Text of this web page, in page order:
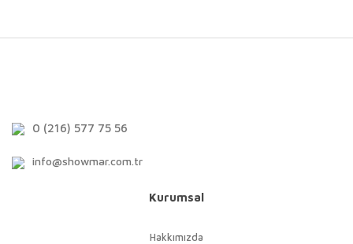
0 (216) 577 75 56
info@showmar.com.tr
Kurumsal
Hakkımızda